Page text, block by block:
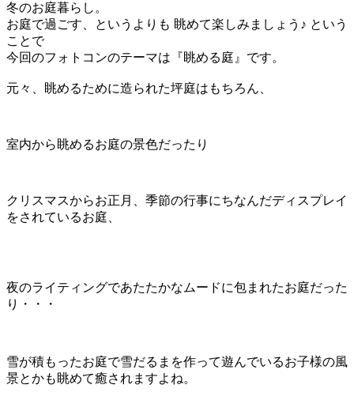
冬のお庭暮らし。
お庭で過ごす、というよりも 眺めて楽しみましょう♪ という
ことで
今回のフォトコンのテーマは『眺める庭』です。
元々、眺めるために造られた坪庭はもちろん、
室内から眺めるお庭の景色だったり
クリスマスからお正月、季節の行事にちなんだディスプレイ
をされているお庭、
夜のライティングであたたかなムードに包まれたお庭だった
り・・・
雪が積もったお庭で雪だるまを作って遊んでいるお子様の風
景とかも眺めて癒されますよね。